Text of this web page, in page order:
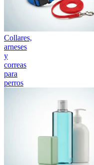
Collares,
arneses
y
correas
para
perros